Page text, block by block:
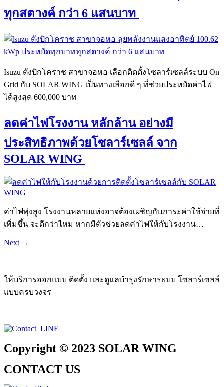
ทุกสตางค์ กว่า 6 แสนบาท
Isuzu ตังปักโคราช สาขาจอหอ เลือกติดตั้งโซลาร์เซลล์ระบบ On
Grid กับ SOLAR WING เป็นทางเลือกดี ๆ ที่ช่วยประหยัดค่าไฟ
ได้สูงสุด 600,000 บาท
ลดค่าไฟโรงงาน หลักล้าน อย่างมี
ประสิทธิภาพด้วยโซลาร์เซลล์ จาก
SOLAR WING
ค่าไฟพุ่งสูง โรงงานหลายแห่งอาจต้องเผชิญกับภาระค่าใช้จ่ายที่
เพิ่มขึ้น จะดีกว่าไหม หากมีตัวช่วยลดค่าไฟให้กับโรงงาน…
Next →
ให้บริการออกแบบ ติดตั้ง และดูแลบำรุงรักษาระบบ โซลาร์เซลล์
แบบครบวงจร
Copyright © 2023 SOLAR WING
CONTACT US